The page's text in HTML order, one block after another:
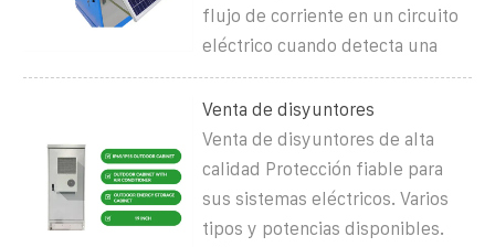
flujo de corriente en un circuito
eléctrico cuando detecta una
Venta de disyuntores
Venta de disyuntores de alta
calidad Protección fiable para
sus sistemas eléctricos. Varios
tipos y potencias disponibles.